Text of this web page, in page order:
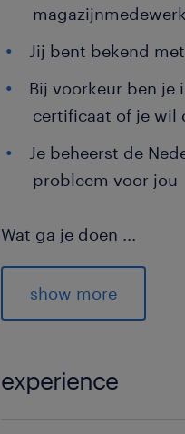
Jij bent bekend
Bij voorkeur ben je
certificaat of je wil
Je beheerst de
probleem voor jou
Wat ga je doen ...
Als allround
dagdiensten. De
aangepast worden.
zijn er al nieuwe
verhuisd moeten
show more
experience